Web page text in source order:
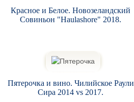
Красное и Белое. Новозеландский
Совиньон "Haulashore" 2018.
Пятерочка и вино. Чилийское Раули
Сира 2014 vs 2017.